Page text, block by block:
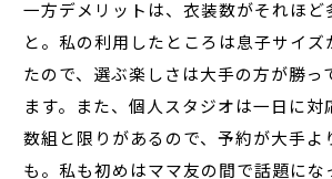
一方デメリットは、衣装数がそれほど
と。私の利用したところは息子サイズ
たので、選ぶ楽しさは大手の方が勝っ
ます。また、個人スタジオは一日に対
数組と限りがあるので、予約が大手よ
も。私も初めはママ友の間で話題にな